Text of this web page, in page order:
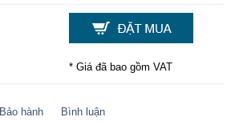
* Giá đã bao gồm VAT
Bảo hành Bình luận